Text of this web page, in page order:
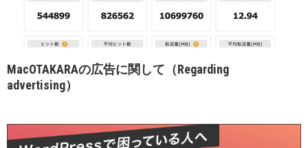
MacOTAKARAの広告に関して（Regarding
advertising）